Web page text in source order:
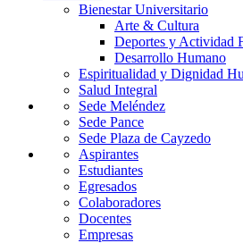
Bienestar Universitario
Arte & Cultura
Deportes y Actividad
Desarrollo Humano
Espiritualidad y Dignidad
Salud Integral
Sede Meléndez
Sede Pance
Sede Plaza de Cayzedo
Aspirantes
Estudiantes
Egresados
Colaboradores
Docentes
Empresas